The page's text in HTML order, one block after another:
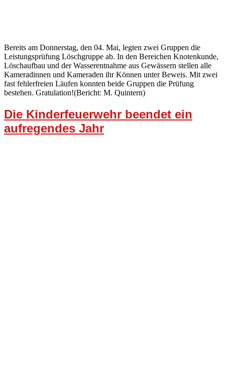
Bereits am Donnerstag, den 04. Mai, legten zwei Gruppen die
Leistungsprüfung Löschgruppe ab. In den Bereichen Knotenkunde,
Löschaufbau und der Wasserentnahme aus Gewässern stellen alle
Kameradinnen und Kameraden ihr Können unter Beweis. Mit zwei
fast fehlerfreien Läufen konnten beide Gruppen die Prüfung
bestehen. Gratulation!(Bericht: M. Quintern)
Die Kinderfeuerwehr beendet ein
aufregendes Jahr